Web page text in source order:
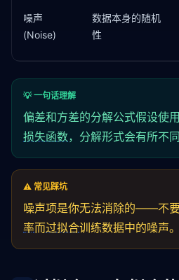
噪声
(Noise)
数据本身的随机
性
💡 一句话理解
偏差和方差的分解公式假设使
损失函数，分解形式会有所不
⚠️ 常见踩坑
噪声项是你无法消除的——不
率而过拟合训练数据中的噪声。